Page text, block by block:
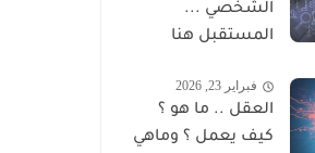
الشخصي ...
المستقبل هنا
فبراير 23, 2026
العقل .. ما هو ؟
كيف يعمل ؟ وماهي